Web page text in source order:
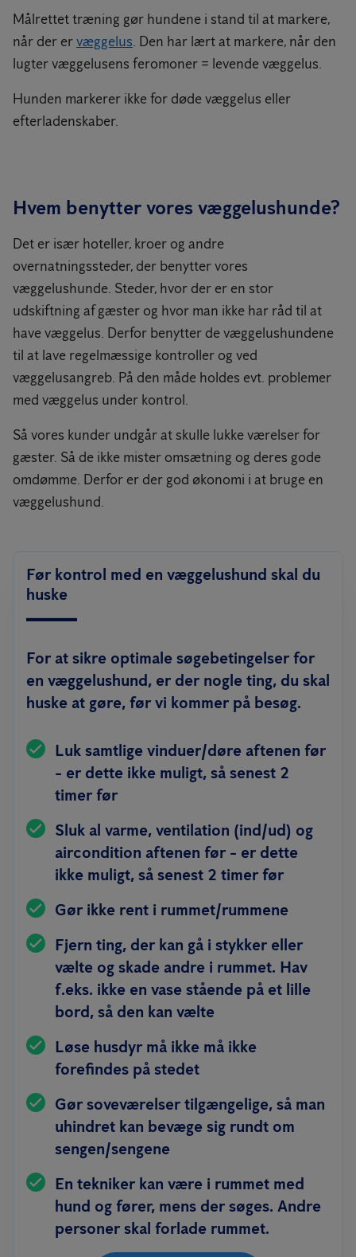
Målrettet træning gør hundene i stand til at markere,
når der ervæggelus. Den har lært at markere, når den
lugter væggelusens feromoner = levende væggelus.
Hunden markerer ikke for døde væggelus eller
efterladenskaber.
Hvem benytter vores væggelushunde?
Det er især hoteller, kroer og andre
overnatningssteder, der benytter vores
væggelushunde. Steder, hvor der er en stor
udskiftning af gæster og hvor man ikke har råd til at
have væggelus. Derfor benytter de væggelushundene
til at lave regelmæssige kontroller og ved
væggelusangreb. På den måde holdes evt. problemer
med væggelus under kontrol.
Så vores kunder undgår at skulle lukke værelser for
gæster. Så de ikke mister omsætning og deres gode
omdømme. Derfor er der god økonomi i at bruge en
væggelushund.
Før kontrol med en væggelushund skal du
huske
For at sikre optimale søgebetingelser for
en væggelushund, er der nogle ting, du skal
huske at gøre, før vi kommer på besøg.
Luk samtlige vinduer/døre aftenen før
- er dette ikke muligt, så senest 2
timer før
Sluk al varme, ventilation (ind/ud) og
aircondition aftenen før - er dette
ikke muligt, så senest 2 timer før
Gør ikke rent i rummet/rummene
Fjern ting, der kan gå i stykker eller
vælte og skade andre i rummet. Hav
f.eks. ikke en vase stående på et lille
bord, så den kan vælte
Løse husdyr må ikke må ikke
forefindes på stedet
Gør soveværelser tilgængelige, så man
uhindret kan bevæge sig rundt om
sengen/sengene
En tekniker kan være i rummet med
hund og fører, mens der søges. Andre
personer skal forlade rummet.